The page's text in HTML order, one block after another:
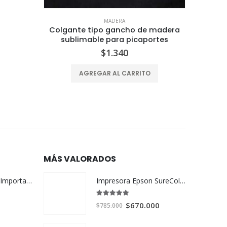
MADERA
Servilletero simple de madera
sublimable
$2.520
AGREGAR AL CARRITO
Taza Sublimable Importada AAA (chinas premium)
MÁS VALORADOS
Impresora Epson SureColor F170 para sublimación
$785.000 El
$670.000